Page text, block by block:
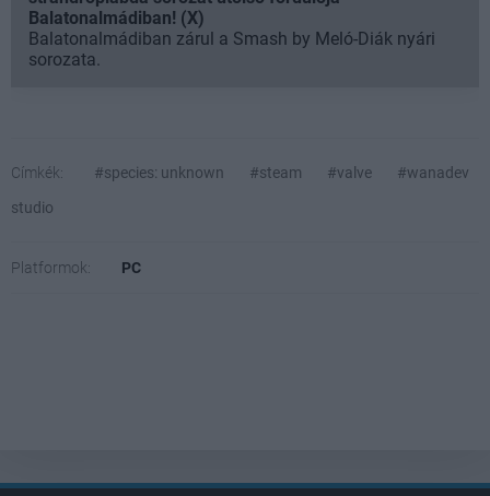
Balatonalmádiban! (X)
Balatonalmádiban zárul a Smash by Meló-Diák nyári
sorozata.
Címkék: #species: unknown #steam #valve
#wanadev
studio
Platformok: PC